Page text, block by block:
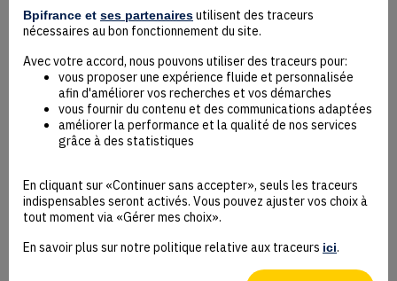
Données personnelles
Contact
Mentions Légales
CGU
Protection des données
Bpifrance et ses partenairesutilisent des traceurs
nécessaires au bon fonctionnement du site.
Avec votre accord, nous pouvons utiliser des traceurs pour:
vous proposer une expérience fluide et personnalisée
afin d'améliorer vos recherches et vos démarches
vous fournir du contenu et des communications adaptées
améliorer la performance et la qualité de nos services
grâce à des statistiques
En cliquant sur «Continuer sans accepter», seuls les traceurs
indispensables seront activés. Vous pouvez ajuster vos choix à
tout moment via «Gérer mes choix».
En savoir plus sur notre politique relative aux traceurs ici.